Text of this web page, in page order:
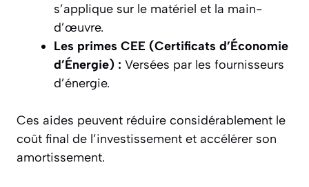
s’applique sur le matériel et la main-
d’œuvre.
Les primes CEE (Certificats d’Économie
d’Énergie) : Versées par les fournisseurs
d’énergie.
Ces aides peuvent réduire considérablement le
coût final de l’investissement et accélérer son
amortissement.